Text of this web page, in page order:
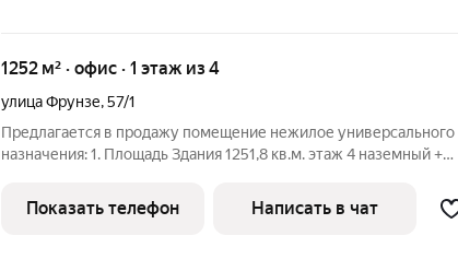
1252 м² · офис · 1 этаж из 4
улица Фрунзе,57/1
Предлагается в продажу помещение нежилое универсального
назначения: 1. Площадь Здания 1251,8 кв.м. этаж 4 наземный +
одним портфелем так и по раздельности! Месторасположение:
Отдельно
Показать телефон Написать в чат